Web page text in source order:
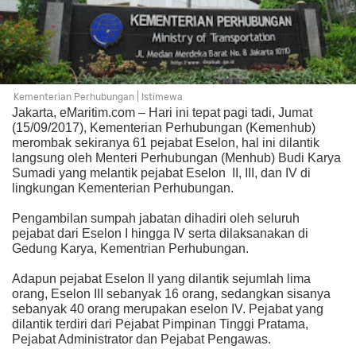
Kementerian Perhubungan | Istimewa
Jakarta, eMaritim.com – Hari ini tepat pagi tadi, Jumat
(15/09/2017), Kementerian Perhubungan (Kemenhub)
merombak sekiranya 61 pejabat Eselon, hal ini dilantik
langsung oleh Menteri Perhubungan (Menhub) Budi Karya
Sumadi yang melantik pejabat Eselon
II, III, dan IV di
lingkungan Kementerian Perhubungan.
Pengambilan sumpah jabatan dihadiri oleh seluruh
pejabat dari Eselon I hingga IV serta dilaksanakan di
Gedung Karya, Kementrian Perhubungan.
Adapun pejabat Eselon II yang dilantik sejumlah lima
orang, Eselon III sebanyak 16 orang, sedangkan sisanya
sebanyak 40 orang merupakan eselon IV. Pejabat yang
dilantik terdiri dari Pejabat Pimpinan Tinggi Pratama,
Pejabat Administrator dan Pejabat Pengawas.